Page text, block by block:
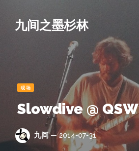
九间之墨杉林
现场
Slowdive @ QSW
九间 — 2014-07-31